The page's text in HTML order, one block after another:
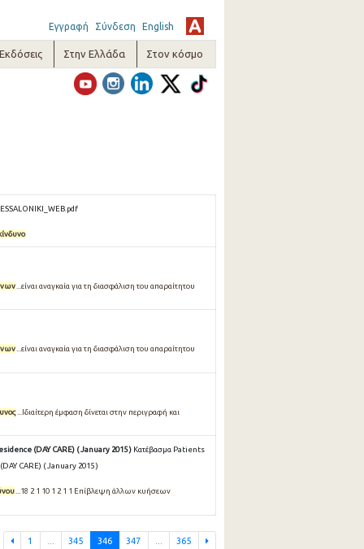
Εγγραφή Σύνδεση English
Στην Ελλάδα Στον κόσμο
...είναι αναγκαία για τη διασφάλιση του απαραίτητου
...είναι αναγκαία για τη διασφάλιση του απαραίτητου
...Ιδιαίτερη έμφαση δίνεται στην περιγραφή και
(DAY CARE) ( January 2015 ) Κατέβασμα Patients
CARE) ( January 2015 )
...18 2 1 10 1 2 1 1 Επίβλεψη άλλων κυήσεων
1 345 346 347 365